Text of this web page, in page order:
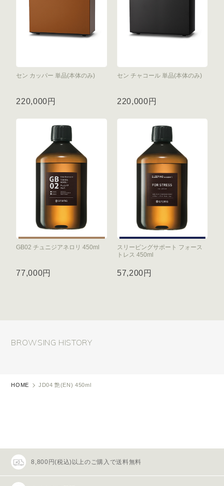
セン カッパー 単品(本体のみ)
220,000円
セン チャコール 単品(本体のみ)
220,000円
GB02 チュニジアネロリ 450ml
77,000円
スリーピングサポート フォース
トレス 450ml
57,200円
BROWSING HISTORY
HOME JD04 艶(EN) 450ml
8,800円(税込)以上のご購入で送料無料